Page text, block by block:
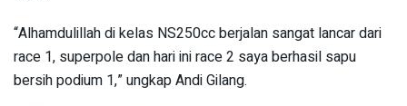
“Alhamdulillah di kelas NS250cc berjalan sangat lancar dari
race 1, superpole dan hari ini race 2 saya berhasil sapu
bersih podium 1,” ungkap Andi Gilang.